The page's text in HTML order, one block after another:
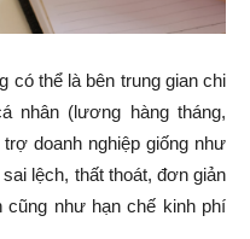
có thể là bên trung gian chi
nhân (lương hàng tháng,
doanh nghiệp giống như
lệch, thất thoát, đơn giản
như hạn chế kinh phí